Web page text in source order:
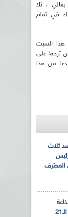
بغالي ، تلا
في تمام
هذا السبت
ترحما على
أكتوبر 1961 وذلك بدءا من هذا
ثلاث
المحترف
الجزائرية في الدورة الـ21